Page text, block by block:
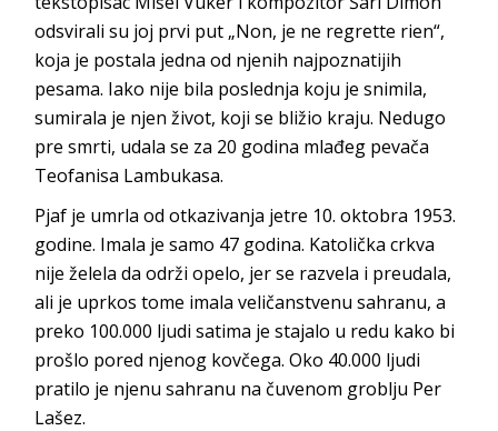
odsvirali su joj prvi put „Non, je ne regrette rien“,
koja je postala jedna od njenih najpoznatijih
pesama. Iako nije bila poslednja koju je snimila,
sumirala je njen život, koji se bližio kraju. Nedugo
pre smrti, udala se za 20 godina mlađeg pevača
Teofanisa Lambukasa.
Pjaf je umrla od otkazivanja jetre 10. oktobra 1953.
godine. Imala je samo 47 godina. Katolička crkva
nije želela da održi opelo, jer se razvela i preudala,
ali je uprkos tome imala veličanstvenu sahranu, a
preko 100.000 ljudi satima je stajalo u redu kako bi
prošlo pored njenog kovčega. Oko 40.000 ljudi
pratilo je njenu sahranu na čuvenom groblju Per
Lašez.